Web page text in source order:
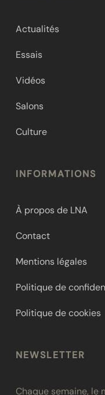
Actualités
Essais
Vidéos
Salons
Culture
INFORMATIONS
À propos de LNA
Contact
Mentions légales
Politique de
Politique de cookies
NEWSLETTER
Chaque semaine, le